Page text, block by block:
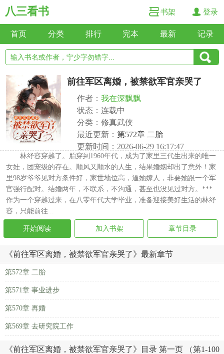
八三看书 书架 登录
首页 分类 排行 完本 最新 记录
前往军区离婚，被禁欲军官亲哭了
作者： 我在深飘飘
状态：连载中
分类：修真武侠
最近更新： 第572章 二胎
更新时间：2026-06-29 16:17:47
林纾容穿越了。胎穿到1960年代，成为了家里三代生出来的唯一
女娃，团宠级的存在。顺风又顺水的人生，结果婚姻却出了意外！家
里98岁爷爷见对方条件好，家世地位高，逼她嫁人，非要她跟一个军
官强行配对。结婚两年，不联系，不沟通，甚至也没见过对方。***
作为一个穿越过来，在八零年代大学毕业，准备迎接美好生活的林纾
容，只能前往...
开始阅读 加入书架 章节目录
《前往军区离婚，被禁欲军官亲哭了》最新章节
第572章 二胎
第571章 事业进步
第570章 再婚
第569章 去研究院工作
《前往军区离婚，被禁欲军官亲哭了》目录 第一页 （第1-100